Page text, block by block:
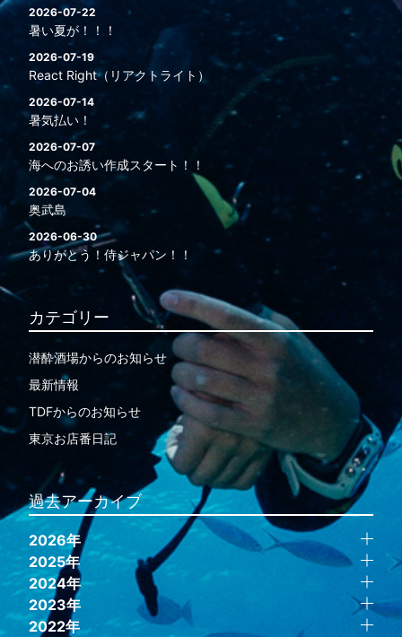
2026-07-22
暑い夏が！！！
2026-07-19
React Right（リアクトライト）
2026-07-14
暑気払い！
2026-07-07
海へのお誘い作成スタート！！
2026-07-04
奥武島
2026-06-30
ありがとう！侍ジャパン！！
カテゴリー
潜酔酒場からのお知らせ
最新情報
TDFからのお知らせ
東京お店番日記
過去アーカイブ
2026年
2025年
2024年
2023年
2022年